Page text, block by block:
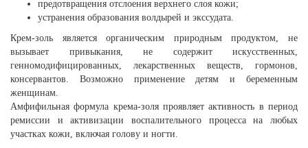
предотвращения отслоения верхнего слоя кожи;
устранения образования волдырей и экссудата.
Крем-золь является органическим природным продуктом, не
вызывает привыкания, не содержит искусственных,
генномодифицированных, лекарственных веществ, гормонов,
консервантов. Возможно применение детям и беременным
женщинам.
Амфифильная формула крема-золя проявляет активность в период
ремиссии и активизации воспалительного процесса на любых
участках кожи, включая голову и ногти.